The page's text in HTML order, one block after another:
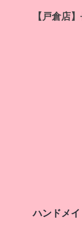
【戸倉店】
ハンドメ